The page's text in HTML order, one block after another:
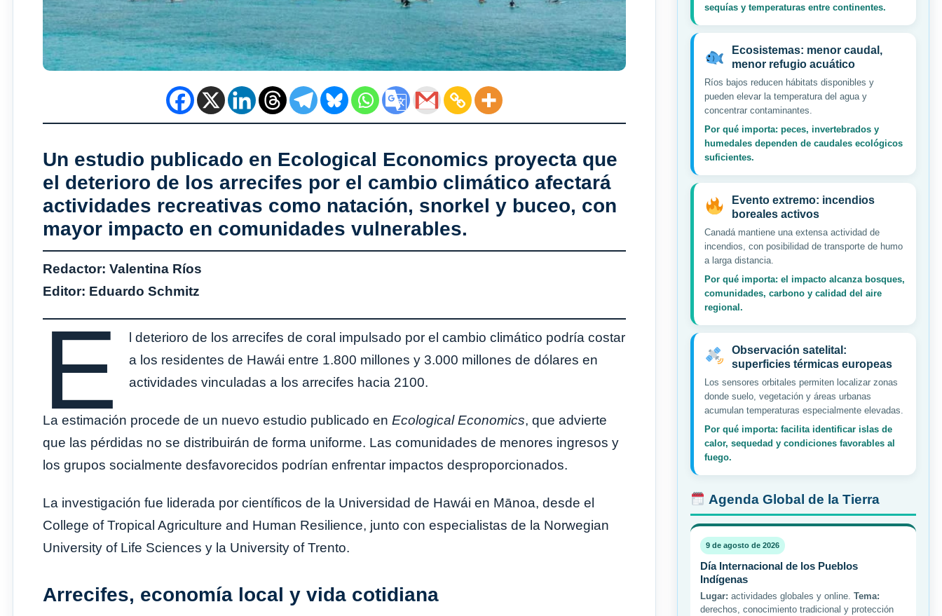
Un estudio publicado en Ecological Economics proyecta que
el deterioro de los arrecifes por el cambio climático afectará
actividades recreativas como natación, snorkel y buceo, con
mayor impacto en comunidades vulnerables.
Redactor: Valentina Ríos
Editor: Eduardo Schmitz
E
l deterioro de los arrecifes de coral impulsado por el cambio climático podría costar
a los residentes de Hawái entre 1.800 millones y 3.000 millones de dólares en
actividades vinculadas a los arrecifes hacia 2100.
La estimación procede de un nuevo estudio publicado en Ecological Economics, que advierte
que las pérdidas no se distribuirán de forma uniforme. Las comunidades de menores ingresos y
los grupos socialmente desfavorecidos podrían enfrentar impactos desproporcionados.
La investigación fue liderada por científicos de la Universidad de Hawái en Mānoa, desde el
College of Tropical Agriculture and Human Resilience, junto con especialistas de la Norwegian
University of Life Sciences y la University of Trento.
Arrecifes, economía local y vida cotidiana
sequías y temperaturas entre continentes.
Ecosistemas: menor caudal,
menor refugio acuático
Ríos bajos reducen hábitats disponibles y
pueden elevar la temperatura del agua y
concentrar contaminantes.
Por qué importa: peces, invertebrados y
humedales dependen de caudales ecológicos
suficientes.
Evento extremo: incendios
boreales activos
Canadá mantiene una extensa actividad de
incendios, con posibilidad de transporte de humo
a larga distancia.
Por qué importa: el impacto alcanza bosques,
comunidades, carbono y calidad del aire
regional.
Observación satelital:
superficies térmicas europeas
Los sensores orbitales permiten localizar zonas
donde suelo, vegetación y áreas urbanas
acumulan temperaturas especialmente elevadas.
Por qué importa: facilita identificar islas de
calor, sequedad y condiciones favorables al
fuego.
Agenda Global de la Tierra
9 de agosto de 2026
Día Internacional de los Pueblos
Indígenas
Lugar: actividades globales y online. Tema:
derechos, conocimiento tradicional y protección